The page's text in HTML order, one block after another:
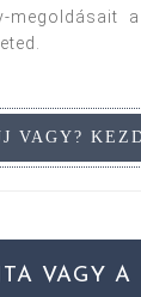
megoldásait
VAGY A